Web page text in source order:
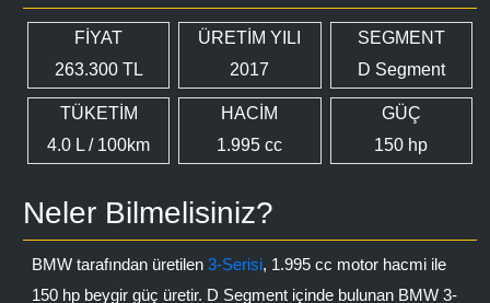
FİYAT
263.300 TL
ÜRETİM YILI
2017
SEGMENT
D Segment
TÜKETİM
4.0 L / 100km
HACİM
1.995 cc
GÜÇ
150 hp
Neler Bilmelisiniz?
BMW tarafından üretilen 3-Serisi, 1.995 cc motor hacmi ile
150 hp beygir güç üretir. D Segment içinde bulunan BMW 3-